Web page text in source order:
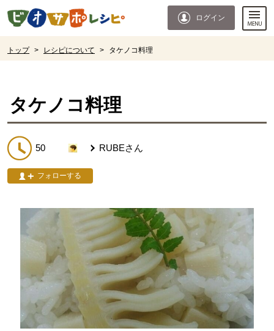
ページの先頭です。
ログイン
トップ > レシピについて > タケノコ料理
タケノコ料理
50 RUBEさん
フォローする